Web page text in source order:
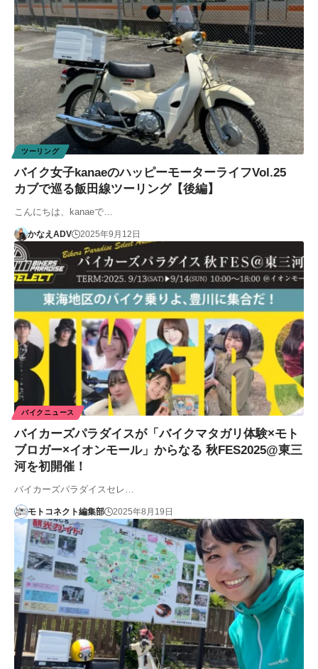
ツーリング
バイク女子kanaeのハッピーモーターライフVol.25
カブで巡る飯田線ツーリング【後編】
こんにちは、kanaeで…
かなえADV 2025年9月12日
バイクニュース
バイカーズパラダイスが「バイクマタガリ体験×モト
ブロガー×イオンモール」からなる 秋FES2025@東三
河を初開催！
バイカーズパラダイスセレ…
モトコネクト編集部 2025年8月19日